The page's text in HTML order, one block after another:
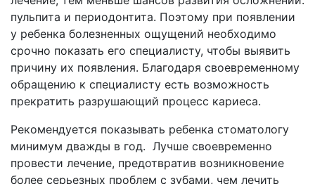
пульпита и периодонтита. Поэтому при появлении
у ребенка болезненных ощущений необходимо
срочно показать его специалисту, чтобы выявить
причину их появления. Благодаря своевременному
обращению к специалисту есть возможность
прекратить разрушающий процесс кариеса.
Рекомендуется показывать ребенка стоматологу
минимум дважды в год. Лучше своевременно
провести лечение, предотвратив возникновение
более серьезных проблем с зубами, чем лечить